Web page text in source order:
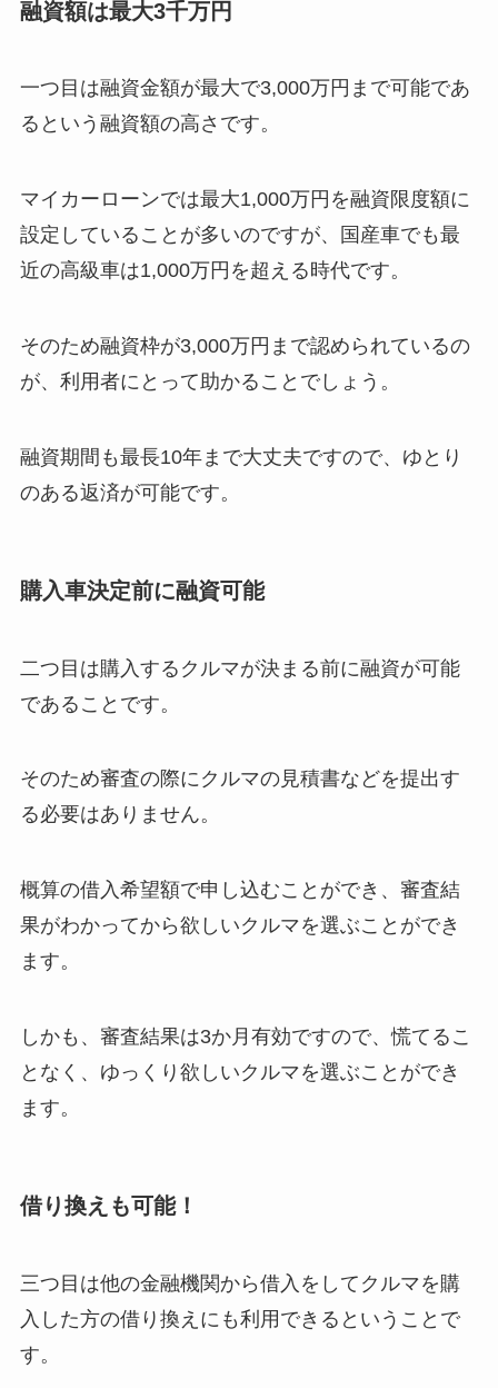
融資額は最大3千万円
一つ目は融資金額が最大で3,000万円まで可能であ
るという融資額の高さです。
マイカーローンでは最大1,000万円を融資限度額に
設定していることが多いのですが、国産車でも最
近の高級車は1,000万円を超える時代です。
そのため融資枠が3,000万円まで認められているの
が、利用者にとって助かることでしょう。
融資期間も最長10年まで大丈夫ですので、ゆとり
のある返済が可能です。
購入車決定前に融資可能
二つ目は購入するクルマが決まる前に融資が可能
であることです。
そのため審査の際にクルマの見積書などを提出す
る必要はありません。
概算の借入希望額で申し込むことができ、審査結
果がわかってから欲しいクルマを選ぶことができ
ます。
しかも、審査結果は3か月有効ですので、慌てるこ
となく、ゆっくり欲しいクルマを選ぶことができ
ます。
借り換えも可能！
三つ目は他の金融機関から借入をしてクルマを購
入した方の借り換えにも利用できるということで
す。